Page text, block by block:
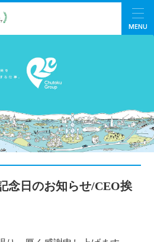
MENU
念日のお知らせ/CEO挨